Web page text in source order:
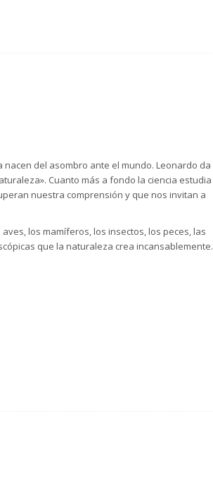
del asombro ante el mundo. Leonardo da
Cuanto más a fondo la ciencia estudia
nuestra comprensión y que nos invitan a
los mamíferos, los insectos, los peces, las
que la naturaleza crea incansablemente.